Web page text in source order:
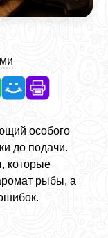
особого
до подачи.
которые
рыбы, а